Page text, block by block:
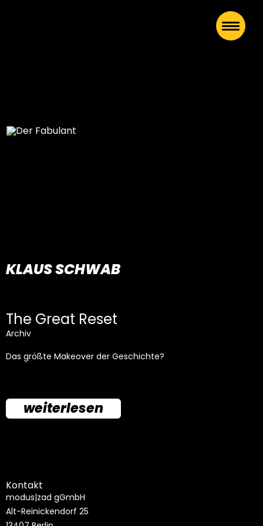
KLAUS SCHWAB
The Great Reset
Archiv
Das größte Makeover der Geschichte?
weiterlesen
Kontakt
modus|zad gGmbH
Alt-Reinickendorf 25